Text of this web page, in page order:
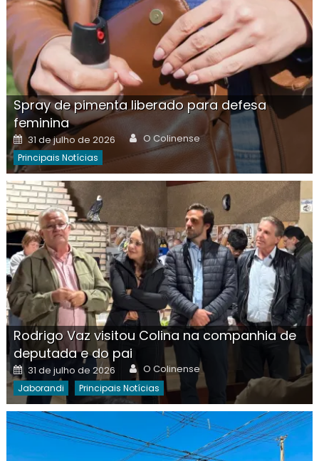
Spray de pimenta liberado para defesa
feminina
Posted
on
31 de julho de 2026 Author
O Colinense
Principais Notícias
Rodrigo Vaz visitou Colina na companhia de
deputada e do pai
Posted
on
31 de julho de 2026 Author
O Colinense
Jaborandi Principais Notícias